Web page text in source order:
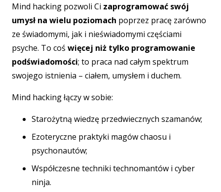
Mind hacking pozwoli Ci zaprogramować swój
umysł na wielu poziomach poprzez pracę zarówno
ze świadomymi, jak i nieświadomymi częściami
psyche. To coś więcej niż tylko programowanie
podświadomości; to praca nad całym spektrum
swojego istnienia – ciałem, umysłem i duchem.
Mind hacking łączy w sobie:
Starożytną wiedzę przedwiecznych szamanów;
Ezoteryczne praktyki magów chaosu i
psychonautów;
Współczesne techniki technomantów i cyber
ninja.